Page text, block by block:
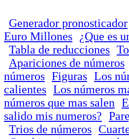
Generador pronosticador
Euro Millones
¿Que es
Tabla de reducciones
Apariciones de números
números Figuras Los
calientes Los números
números que mas salen
salido mis numeros?
Trios de números